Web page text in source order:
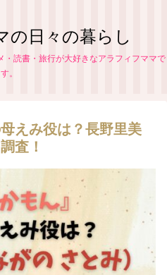
の日々の暮らし
・読書・旅行が大好きなアラフィフママで
す。
えみ役は？長野里美
査！